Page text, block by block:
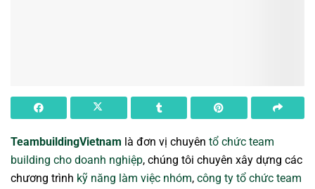
TeambuildingVietnam là đơn vị chuyên tổ chức team
building cho doanh nghiệp, chúng tôi chuyên xây dựng các
chương trình kỹ năng làm việc nhóm, công ty tổ chức team